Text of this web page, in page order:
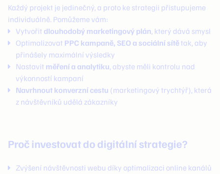
Každý projekt je jedinečný, a proto ke strategii přistupujeme
individuálně. Pomůžeme vám:
Vytvořit dlouhodobý marketingový plán, který dává smysl
Optimalizovat PPC kampaně, SEO a sociální sítětak, aby
přinášely maximální výsledky
Nastavit měření a analytiku, abyste měli kontrolu nad
výkonností kampaní
Navrhnout konverzní cestu (marketingový trychtýř), která
z návštěvníků udělá zákazníky
Proč investovat do digitální strategie?
Zvýšení návštěvnosti webu díky optimalizaci online kanálů